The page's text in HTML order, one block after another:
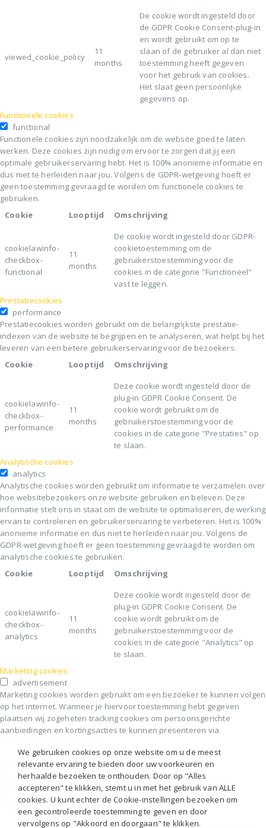
We gebruiken cookies op onze website om u de meest
relevante ervaring te bieden door uw voorkeuren en
herhaalde bezoeken te onthouden. Door op "Alles
accepteren" te klikken, stemt u in met het gebruik van ALLE
cookies. U kunt echter de Cookie-instellingen bezoeken om
een gecontroleerde toestemming te geven en door
vervolgens op "Akkoord en doorgaan" te klikken.
viewed_cookie_policy
11
months
De cookie wordt ingesteld door
de GDPR Cookie Consent-plug-in
en wordt gebruikt om op te
slaan of de gebruiker al dan niet
toestemming heeft gegeven
voor het gebruik van cookies.
Het slaat geen persoonlijke
gegevens op.
Functionele cookies
functional
Functionele cookies zijn noodzakelijk om de website goed te laten
werken. Deze cookies zijn nodig om ervoor te zorgen dat jij een
optimale gebruikerservaring hebt. Het is 100% anonieme informatie en
dus niet te herleiden naar jou. Volgens de GDPR-wetgeving hoeft er
geen toestemming gevraagd te worden om functionele cookies te
gebruiken.
Cookie
Looptijd Omschrijving
cookielawinfo-
checkbox-
functional
11
months
De cookie wordt ingesteld door GDPR-
cookietoestemming om de
gebruikerstoestemming voor de
cookies in de categorie "Functioneel"
vast te leggen.
Prestatiecookies
performance
Prestatiecookies worden gebruikt om de belangrijkste prestatie-
indexen van de website te begrijpen en te analyseren, wat helpt bij het
leveren van een betere gebruikerservaring voor de bezoekers.
Cookie
Looptijd Omschrijving
cookielawinfo-
checkbox-
performance
11
months
Deze cookie wordt ingesteld door de
plug-in GDPR Cookie Consent. De
cookie wordt gebruikt om de
gebruikerstoestemming voor de
cookies in de categorie "Prestaties" op
te slaan.
Analytische cookies
analytics
Analytische cookies worden gebruikt om informatie te verzamelen over
hoe websitebezoekers onze website gebruiken en beleven. Deze
informatie stelt ons in staat om de website te optimaliseren, de werking
ervan te controleren en gebruikerservaring te verbeteren. Het is 100%
anonieme informatie en dus niet te herleiden naar jou. Volgens de
GDPR-wetgeving hoeft er geen toestemming gevraagd te worden om
analytische cookies te gebruiken.
Cookie
Looptijd Omschrijving
cookielawinfo-
checkbox-
analytics
11
months
Deze cookie wordt ingesteld door de
plug-in GDPR Cookie Consent. De
cookie wordt gebruikt om de
gebruikerstoestemming voor de
cookies in de categorie "Analytics" op
te slaan.
Marketing cookies
advertisement
Marketing cookies worden gebruikt om een bezoeker te kunnen volgen
op het internet. Wanneer je hiervoor toestemming hebt gegeven
plaatsen wij zogeheten tracking cookies om persoonsgerichte
aanbiedingen en kortingsacties te kunnen presenteren via
Andere cookies
others
Andere niet-gecategoriseerde cookies zijn cookies die worden
geanalyseerd en die nog niet in een categorie zijn ingedeeld
Cookie
Looptijd
Omschrijving